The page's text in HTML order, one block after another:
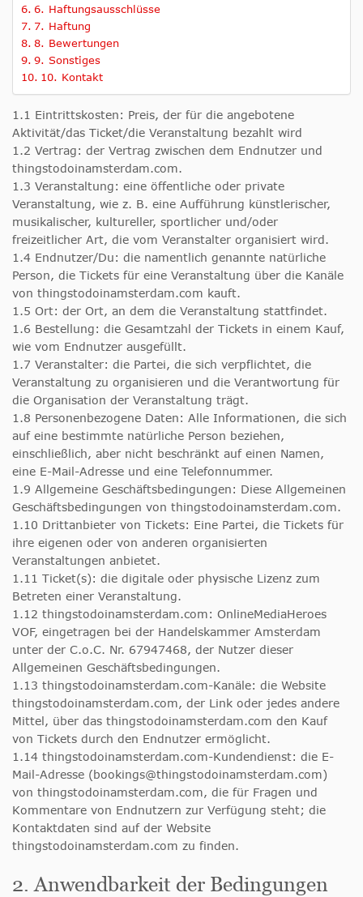
6. Haftungsausschlüsse
7. Haftung
8. Bewertungen
9. Sonstiges
10. Kontakt
1.1 Eintrittskosten: Preis, der für die angebotene
Aktivität/das Ticket/die Veranstaltung bezahlt wird
1.2 Vertrag: der Vertrag zwischen dem Endnutzer und
thingstodoinamsterdam.com.
1.3 Veranstaltung: eine öffentliche oder private
Veranstaltung, wie z. B. eine Aufführung künstlerischer,
musikalischer, kultureller, sportlicher und/oder
freizeitlicher Art, die vom Veranstalter organisiert wird.
1.4 Endnutzer/Du: die namentlich genannte natürliche
Person, die Tickets für eine Veranstaltung über die Kanäle
von thingstodoinamsterdam.com kauft.
1.5 Ort: der Ort, an dem die Veranstaltung stattfindet.
1.6 Bestellung: die Gesamtzahl der Tickets in einem Kauf,
wie vom Endnutzer ausgefüllt.
1.7 Veranstalter: die Partei, die sich verpflichtet, die
Veranstaltung zu organisieren und die Verantwortung für
die Organisation der Veranstaltung trägt.
1.8 Personenbezogene Daten: Alle Informationen, die sich
auf eine bestimmte natürliche Person beziehen,
einschließlich, aber nicht beschränkt auf einen Namen,
eine E-Mail-Adresse und eine Telefonnummer.
1.9 Allgemeine Geschäftsbedingungen: Diese Allgemeinen
Geschäftsbedingungen von thingstodoinamsterdam.com.
1.10 Drittanbieter von Tickets: Eine Partei, die Tickets für
ihre eigenen oder von anderen organisierten
Veranstaltungen anbietet.
1.11 Ticket(s): die digitale oder physische Lizenz zum
Betreten einer Veranstaltung.
1.12 thingstodoinamsterdam.com: OnlineMediaHeroes
VOF, eingetragen bei der Handelskammer Amsterdam
unter der C.o.C. Nr. 67947468, der Nutzer dieser
Allgemeinen Geschäftsbedingungen.
1.13 thingstodoinamsterdam.com-Kanäle: die Website
thingstodoinamsterdam.com, der Link oder jedes andere
Mittel, über das thingstodoinamsterdam.com den Kauf
von Tickets durch den Endnutzer ermöglicht.
1.14 thingstodoinamsterdam.com-Kundendienst: die E-
Mail-Adresse (bookings@thingstodoinamsterdam.com)
von thingstodoinamsterdam.com, die für Fragen und
Kommentare von Endnutzern zur Verfügung steht; die
Kontaktdaten sind auf der Website
thingstodoinamsterdam.com zu finden.
2. Anwendbarkeit der Bedingungen